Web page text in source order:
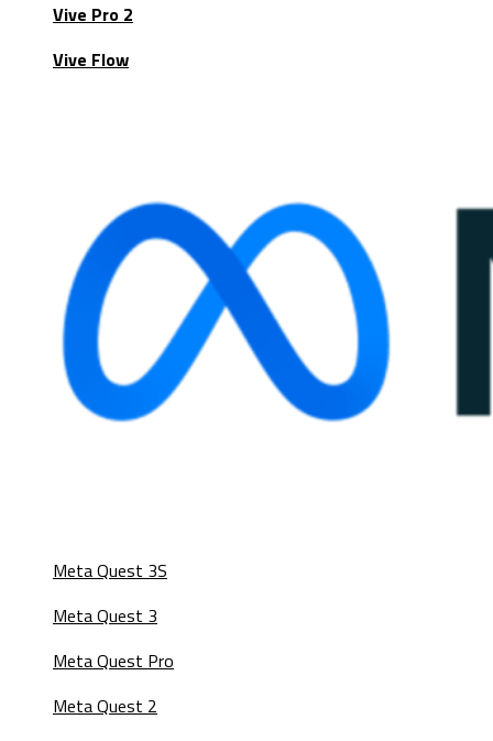
Vive Pro 2
Vive Flow
Meta Quest 3S
Meta Quest 3
Meta Quest Pro
Meta Quest 2